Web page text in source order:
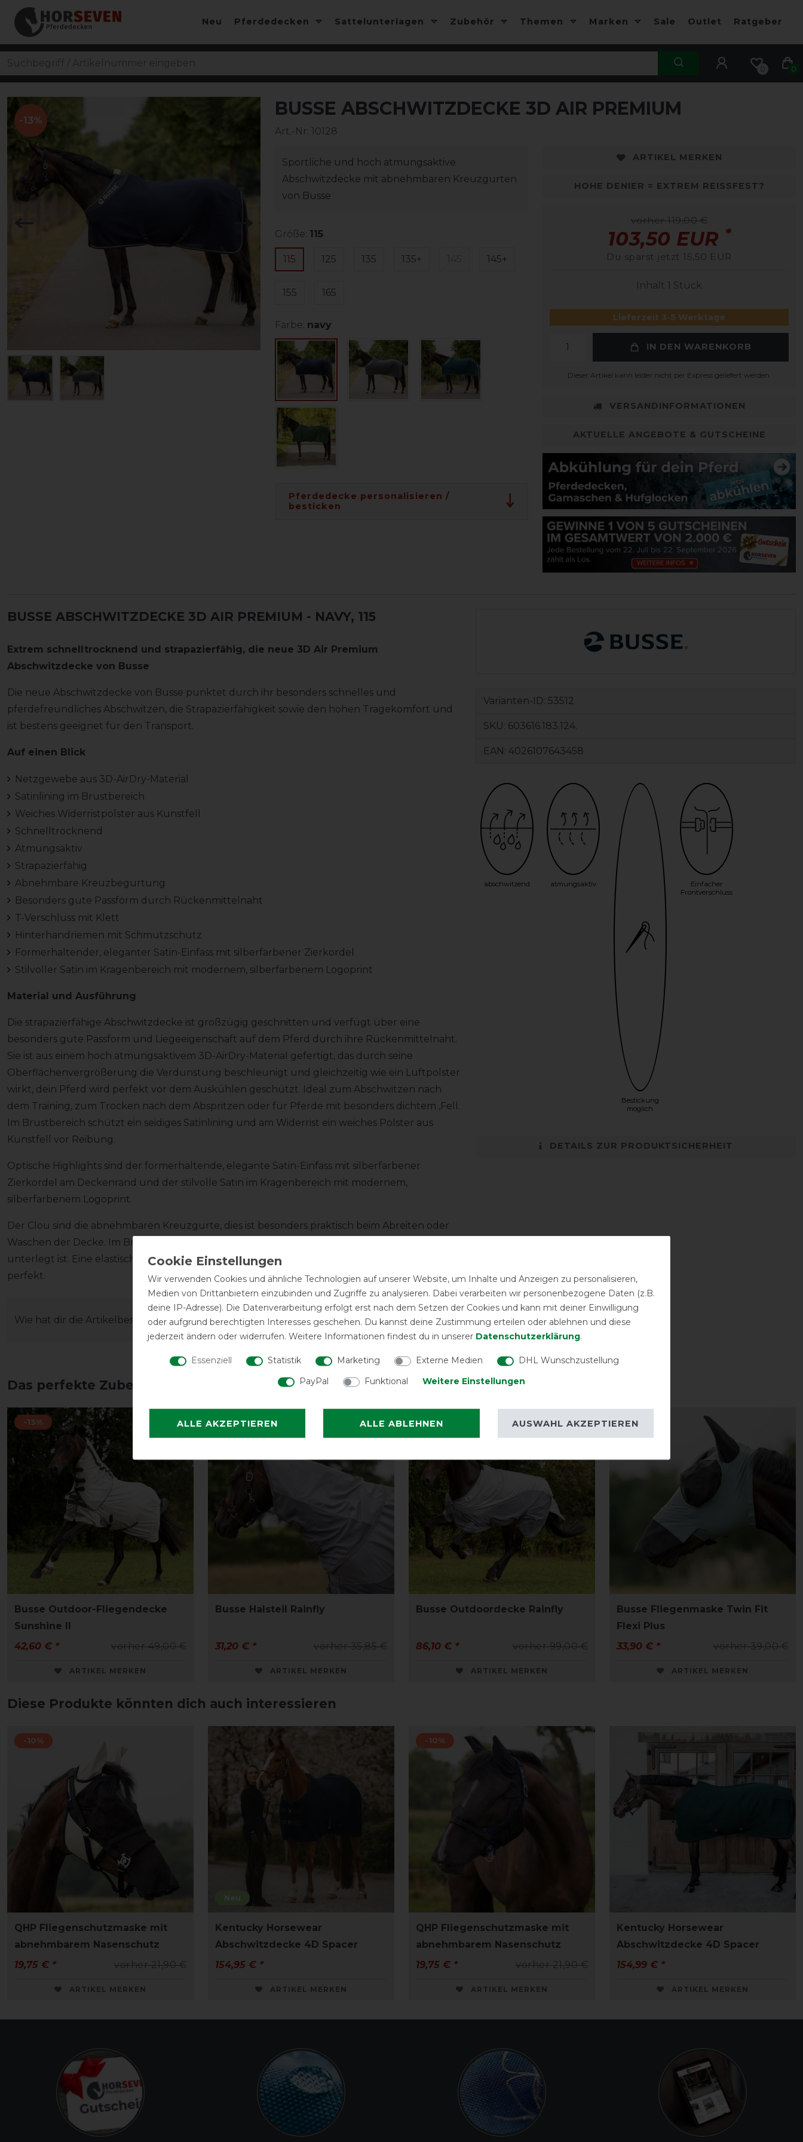
Neu Pferdedecken Sattelunterlagen Zubehör Themen Marken Sale Outlet Ratgeber
0 0
-13%
BUSSE ABSCHWITZDECKE 3D AIR PREMIUM
Art.-Nr: 10128
Sportliche und hoch atmungsaktive
Abschwitzdecke mit abnehmbaren Kreuzgurten
von Busse
Größe: 115
115 125 135 135+ 145+
155 165
Farbe: navy
Pferdedecke personalisieren /
besticken
ARTIKEL MERKEN
HOHE DENIER = EXTREM REISSFEST?
vorher 119,00 €
103,50 EUR *
Du sparst jetzt 15,50 EUR
Inhalt 1 Stück
Lieferzeit 3-5 Werktage
IN DEN WARENKORB
Dieser Artikel kann leider nicht per Express geliefert werden.
VERSANDINFORMATIONEN
AKTUELLE ANGEBOTE & GUTSCHEINE
BUSSE ABSCHWITZDECKE 3D AIR PREMIUM - NAVY, 115
Extrem schnelltrocknend und strapazierfähig, die neue 3D Air Premium
Abschwitzdecke von Busse
Die neue Abschwitzdecke von Busse punktet durch ihr besonders schnelles und
pferdefreundliches Abschwitzen, die Strapazierfähigkeit sowie den hohen Tragekomfort und
ist bestens geeignet für den Transport.
Auf einen Blick
Netzgewebe aus 3D-AirDry-Material
Satinlining im Brustbereich
Weiches Widerristpolster aus Kunstfell
Schnelltrocknend
Atmungsaktiv
Strapazierfähig
Abnehmbare Kreuzbegurtung
Besonders gute Passform durch Rückenmittelnaht
T-Verschluss mit Klett
Hinterhandriemen mit Schmutzschutz
Formerhaltender, eleganter Satin-Einfass mit silberfarbener Zierkordel
Stilvoller Satin im Kragenbereich mit modernem, silberfarbenem Logoprint
Material und Ausführung
Die strapazierfähige Abschwitzdecke ist großzügig geschnitten und verfügt über eine
besonders gute Passform und Liegeeigenschaft auf dem Pferd durch ihre Rückenmittelnaht.
Sie ist aus einem hoch atmungsaktivem 3D-AirDry-Material gefertigt, das durch seine
Oberflächenvergrößerung die Verdunstung beschleunigt und gleichzeitig wie ein Luftpolster
wirkt, dein Pferd wird perfekt vor dem Auskühlen geschützt. Ideal zum Abschwitzen nach
dem Training, zum Trocken nach dem Abspritzen oder für Pferde mit besonders dichtem ,Fell.
Im Brustbereich schützt ein seidiges Satinlining und am Widerrist ein weiches Polster aus
Kunstfell vor Reibung.
Optische Highlights sind der formerhaltende, elegante Satin-Einfass mit silberfarbener
Zierkordel am Deckenrand und der stilvolle Satin im Kragenbereich mit modernem,
silberfarbenem Logoprint.
Der Clou sind die abnehmbaren Kreuzgurte, dies ist besonders praktisch beim Abreiten oder
Waschen der Decke. Im Brustbereich wird sie über einen T-Haken verschlossen, der mit Klett
unterlegt ist. Eine elastische Hinterhandfixierung mit Schmutzschutz macht den sicheren Sitz
perfekt.
Wie hat dir die Artikelbeschreibung gefallen?
Varianten-ID: 53512
SKU: 603616.183.124.
EAN: 4026107643458
abschwitzend atmungsaktiv
Bestickung
möglich
Einfacher
Frontverschluss
DETAILS ZUR PRODUKTSICHERHEIT
Das perfekte Zubehör für dich
-13%
Busse Outdoor-Fliegendecke
Sunshine II
vorher 49,00 €
42,60 € *
ARTIKEL MERKEN
-13%
Busse Halsteil Rainfly
vorher 35,85 €
31,20 € *
ARTIKEL MERKEN
-13%
Busse Outdoordecke Rainfly
vorher 99,00 €
86,10 € *
ARTIKEL MERKEN
-13%
Busse Fliegenmaske Twin Fit
Flexi Plus
vorher 39,00 €
33,90 € *
ARTIKEL MERKEN
Diese Produkte könnten dich auch interessieren
-10%
QHP Fliegenschutzmaske mit
abnehmbarem Nasenschutz
vorher 21,90 €
19,75 € *
ARTIKEL MERKEN
Neu
Kentucky Horsewear
Abschwitzdecke 4D Spacer
154,95 € *
ARTIKEL MERKEN
-10%
QHP Fliegenschutzmaske mit
abnehmbarem Nasenschutz
vorher 21,90 €
19,75 € *
ARTIKEL MERKEN
Kentucky Horsewear
Abschwitzdecke 4D Spacer
154,99 € *
ARTIKEL MERKEN
Wir verwenden Cookies und ähnliche Technologien auf unserer Website, um Inhalte und Anzeigen zu personalisieren,
Medien von Drittanbietern einzubinden und Zugriffe zu analysieren. Dabei verarbeiten wir personenbezogene Daten (z.B.
deine IP-Adresse). Die Datenverarbeitung erfolgt erst nach dem Setzen der Cookies und kann mit deiner Einwilligung
oder aufgrund berechtigten Interesses geschehen. Du kannst deine Zustimmung erteilen oder ablehnen und diese
jederzeit ändern oder widerrufen. Weitere Informationen findest du in unserer Daten­schutz­erklärung.
Essenziell Statistik Marketing Externe Medien
DHL Wunschzustellung
PayPal
Funktional Weitere Einstellungen
ALLE AKZEPTIEREN ALLE ABLEHNEN AUSWAHL AKZEPTIEREN